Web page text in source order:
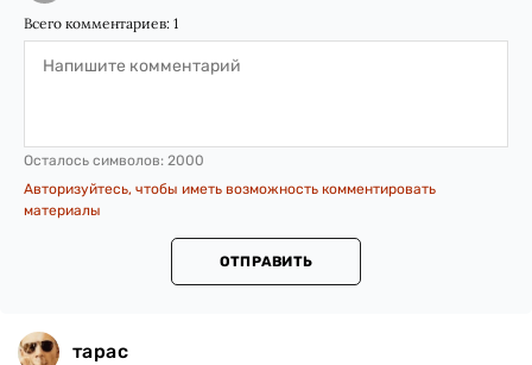
Всего комментариев: 1
Осталось символов: 2000
Авторизуйтесь, чтобы иметь возможность комментировать
материалы
ОТПРАВИТЬ
тарас